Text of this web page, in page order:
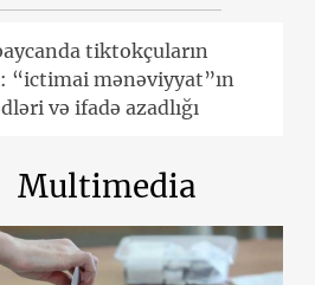
tiktokçuların
“ictimai mənəviyyat”ın
və ifadə azadlığı
Multimedia